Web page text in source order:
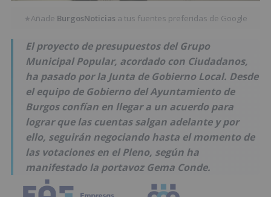
★Añade BurgosNoticias a tus fuentes preferidas de Google
El proyecto de presupuestos del Grupo
Municipal Popular, acordado con Ciudadanos,
ha pasado por la Junta de Gobierno Local. Desde
el equipo de Gobierno del Ayuntamiento de
Burgos confían en llegar a un acuerdo para
lograr que las cuentas salgan adelante y por
ello, seguirán negociando hasta el momento de
las votaciones en el Pleno, según ha
manifestado la portavoz Gema Conde.